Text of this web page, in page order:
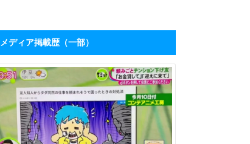
るために2017年7月から「フ
リーライターの働き方」を
メインテーマにした個人ブ
ログを開設しました。ソロ
で生きる人たちにとって、
ブログは最高の武器になり
ます。数字が伸びてくれ
ば、商品やサービスを売る
ためのプロモーションツー
ルになるうえに、広告収入
やアフィリエイト報酬も見
メディア掲載歴（一部）